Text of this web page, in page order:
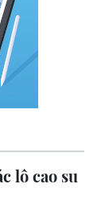
lô cao su